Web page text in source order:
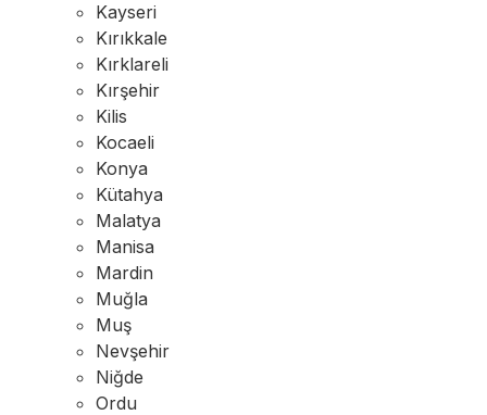
Kayseri
Kırıkkale
Kırklareli
Kırşehir
Kilis
Kocaeli
Konya
Kütahya
Malatya
Manisa
Mardin
Muğla
Muş
Nevşehir
Niğde
Ordu